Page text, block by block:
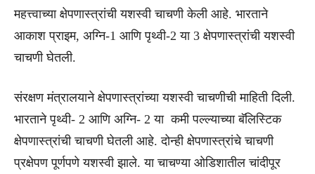
महत्त्वाच्या क्षेपणास्त्रांची यशस्वी चाचणी केली आहे. भारताने
आकाश प्राइम, अग्नि-1 आणि पृथ्वी-2 या 3 क्षेपणास्त्रांची यशस्वी
चाचणी घेतली.
संरक्षण मंत्रालयाने क्षेपणास्त्रांच्या यशस्वी चाचणीची माहिती दिली.
भारताने पृथ्वी- 2 आणि अग्नि- 2 या कमी पल्ल्याच्या बॅलिस्टिक
क्षेपणास्त्रांची चाचणी घेतली आहे. दोन्ही क्षेपणास्त्रांचे चाचणी
प्रक्षेपण पूर्णपणे यशस्वी झाले. या चाचण्या ओडिशातील चांदीपूर